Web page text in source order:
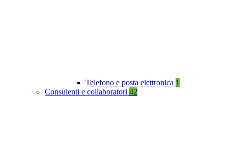
Telefono e posta elettronica 1
Consulenti e collaboratori 42